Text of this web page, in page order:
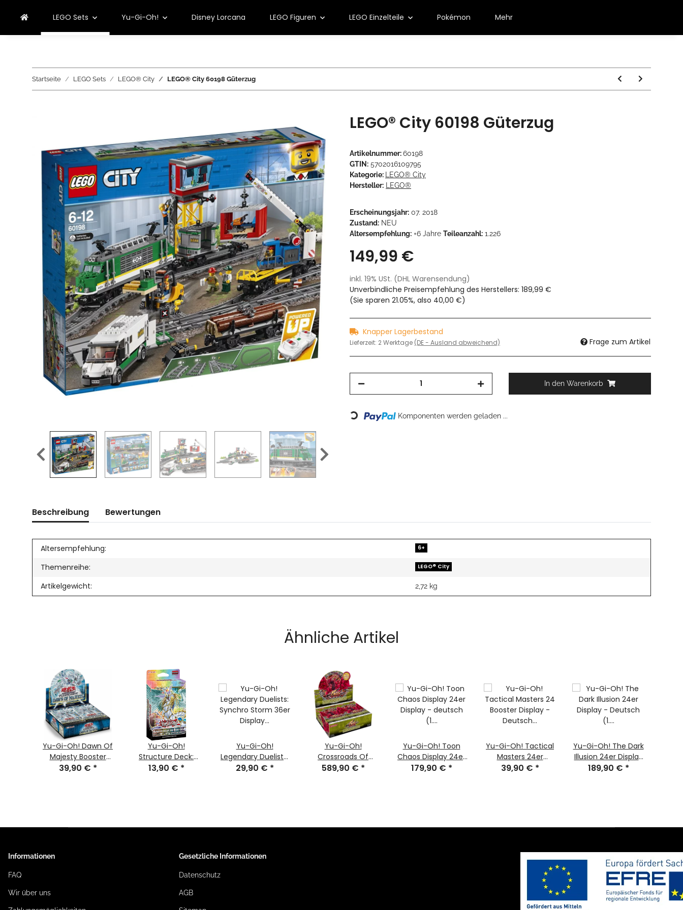
LEGO Sets Yu-Gi-Oh! Disney Lorcana LEGO Figuren LEGO Einzelteile Pokémon Mehr
Startseite LEGO Sets LEGO® City LEGO® City 60198 Güterzug
LEGO® City 60198 Güterzug
Artikelnummer:60198
GTIN: 5702016109795
Kategorie: LEGO® City
Hersteller: LEGO®
Erscheinungsjahr: 07. 2018
Zustand: NEU
Altersempfehlung: +6 Jahre Teileanzahl: 1.226
149,99 €
inkl. 19% USt. (DHL Warensendung)
Unverbindliche Preisempfehlung des Herstellers: 189,99 €
(Sie sparen 21.05%, also 40,00 €)
Knapper Lagerbestand
Lieferzeit: 2 Werktage (DE - Ausland abweichend) Frage zum Artikel
In den Warenkorb
Loading... Komponenten werden geladen ...
Beschreibung Bewertungen
Altersempfehlung: 6+
Themenreihe: LEGO® City
Artikelgewicht: 2,72 kg
Ähnliche Artikel
Yu-Gi-Oh! Dawn Of
Majesty Booster
Display - Deutsch (1.
39,90 € *
Yu-Gi-Oh!
Structure Deck:
Legend of the
13,90 € *
Yu-Gi-Oh!
Legendary Duelists:
Synchro Storm 36er
29,90 € *
Yu-Gi-Oh!
Crossroads Of
Chaos 24er Display
589,90 € *
Yu-Gi-Oh! Toon
Chaos Display 24er
Display - deutsch (1.
179,90 € *
Yu-Gi-Oh! Tactical
Masters 24er
Display - Deutsch (1.
39,90 € *
Yu-Gi-Oh! The Dark
Illusion 24er Display
- Deutsch (1.
189,90 € *
Informationen
FAQ
Wir über uns
Gesetzliche Informationen
Datenschutz
AGB